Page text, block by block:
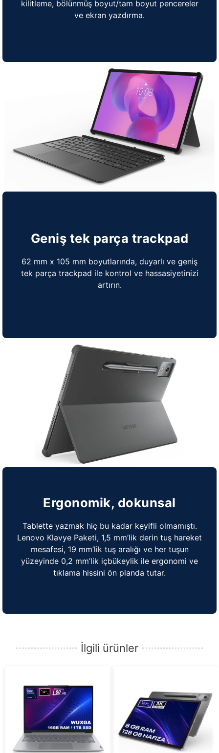
kilitleme, bölünmüş boyut/tam boyut pencereler
ve ekran yazdırma.
Geniş tek parça trackpad
62 mm x 105 mm boyutlarında, duyarlı ve geniş
tek parça trackpad ile kontrol ve hassasiyetinizi
artırın.
Ergonomik, dokunsal
Tablette yazmak hiç bu kadar keyifli olmamıştı.
Lenovo Klavye Paketi, 1,5 mm’lik derin tuş hareket
mesafesi, 19 mm’lik tuş aralığı ve her tuşun
yüzeyinde 0,2 mm’lik içbükeylik ile ergonomi ve
tıklama hissini ön planda tutar.
İlgili ürünler